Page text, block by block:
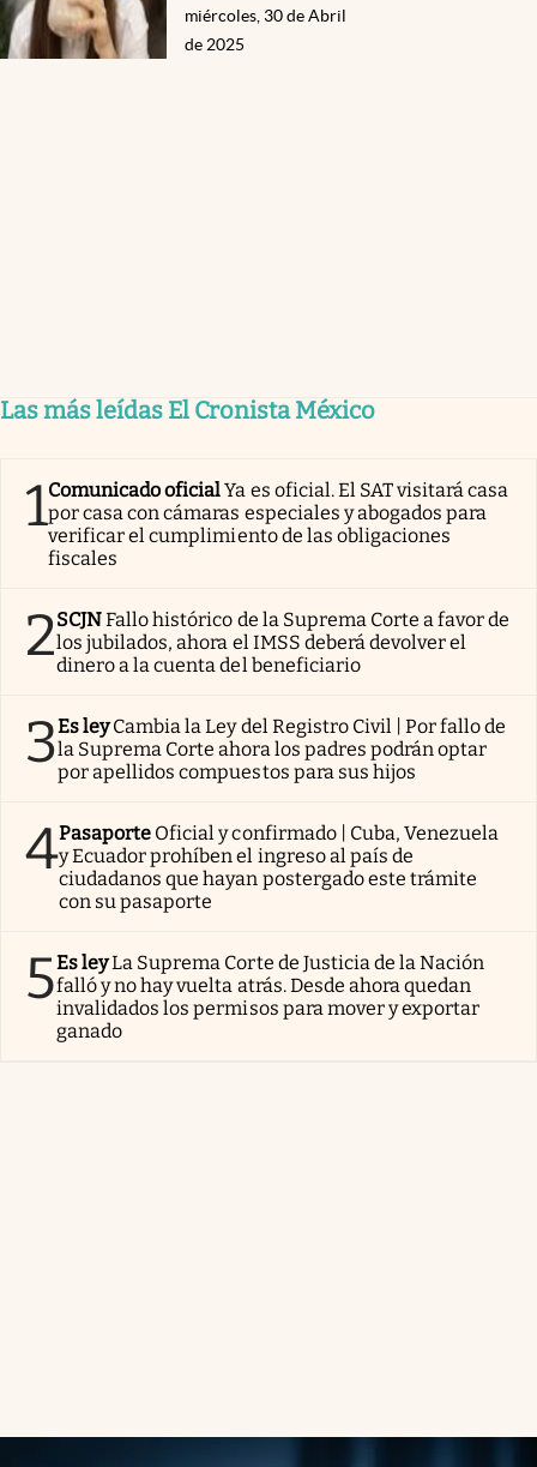
miércoles, 30 de Abril
de 2025
Las más leídas El Cronista México
1Comunicado oficialYa es oficial. El SAT visitará casa
por casa con cámaras especiales y abogados para
verificar el cumplimiento de las obligaciones
fiscales
2SCJNFallo histórico de la Suprema Corte a favor de
los jubilados, ahora el IMSS deberá devolver el
dinero a la cuenta del beneficiario
3Es ley Cambia la Ley del Registro Civil | Por fallo de
la Suprema Corte ahora los padres podrán optar
por apellidos compuestos para sus hijos
4Pasaporte Oficial y confirmado | Cuba, Venezuela
y Ecuador prohíben el ingreso al país de
ciudadanos que hayan postergado este trámite
con su pasaporte
5Es leyLa Suprema Corte de Justicia de la Nación
falló y no hay vuelta atrás. Desde ahora quedan
invalidados los permisos para mover y exportar
ganado